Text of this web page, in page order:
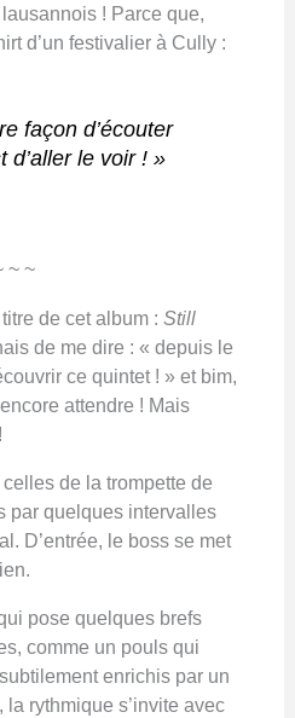
! Parce que,
d’un festivalier à Cully :
façon d’écouter
d’aller le voir ! »
~ ~
de cet album :Still
de me dire : « depuis le
ce quintet ! » et bim,
attendre ! Mais
de la trompette de
par quelques intervalles
D’entrée, le boss se met
pose quelques brefs
comme un pouls qui
enrichis par un
la rythmique s’invite avec